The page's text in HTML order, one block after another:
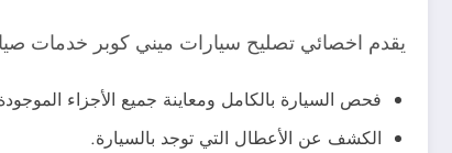
يقدم اخصائي تصليح سيارات ميني كوبر خدمات
فحص السيارة بالكامل ومعاينة جميع الأجزاء
الكشف عن الأعطال التي توجد بالسيارة.